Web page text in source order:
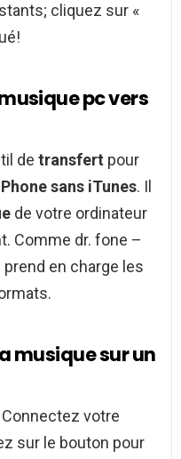
cliquez sur «
pc vers
de transfert pour
sans iTunes. Il
de votre ordinateur
Comme dr. fone –
en charge les
musique sur un
Connectez votre
sur le bouton pour